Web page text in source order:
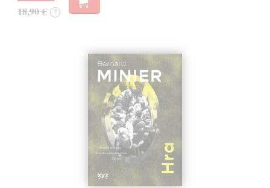
18,90 € ?